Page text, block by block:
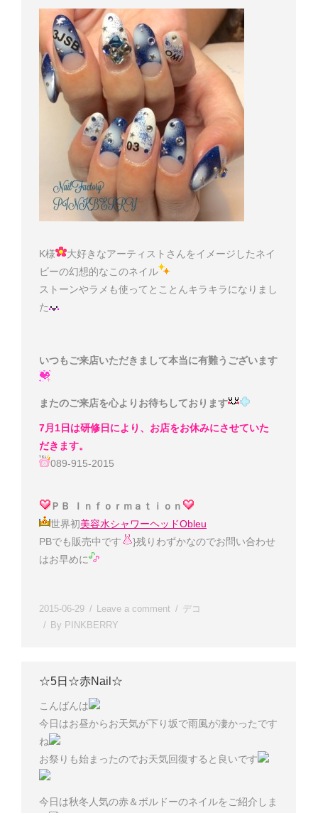
K様
大好きなアーティストさんをイメージしたネイ
ビーの幻想的なこのネイル
ストーンやラメも使ってとことんキラキラになりまし
た
いつもご来店いただきまして本当に有難うございます
またのご来店を心よりお待ちしております
7月1日は研修日により、お店をお休みにさせていた
だきます。
089-915-2015
ＰＢ Ｉｎｆｏｒｍａｔｉｏｎ
世界初美容水シャワーヘッドObleu
PBでも販売中です
}残りわずかなのでお問い合わせ
はお早めに
2015-06-29 Leave a comment
デコ
By PINKBERRY
☆5日☆赤Nail☆
こんばんは
今日はお昼からお天気が下り坂で雨風が凄かったです
ね
お祭りも始まったのでお天気回復すると良いです
今日は秋冬人気の赤＆ボルドーのネイルをご紹介しま